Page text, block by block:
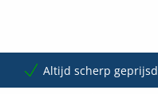
Altijd scherp geprijsd